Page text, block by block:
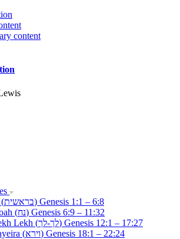
content
Bereshit (בראשית) Genesis 1:1 – 6:8
Noah (נח) Genesis 6:9 – 11:32
Lekh Lekh (לך-לך) Genesis 12:1 – 17:27
Vayeira (וירא) Genesis 18:1 – 22:24